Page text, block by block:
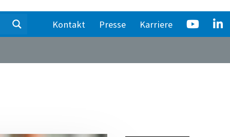
Kontakt Presse Karriere